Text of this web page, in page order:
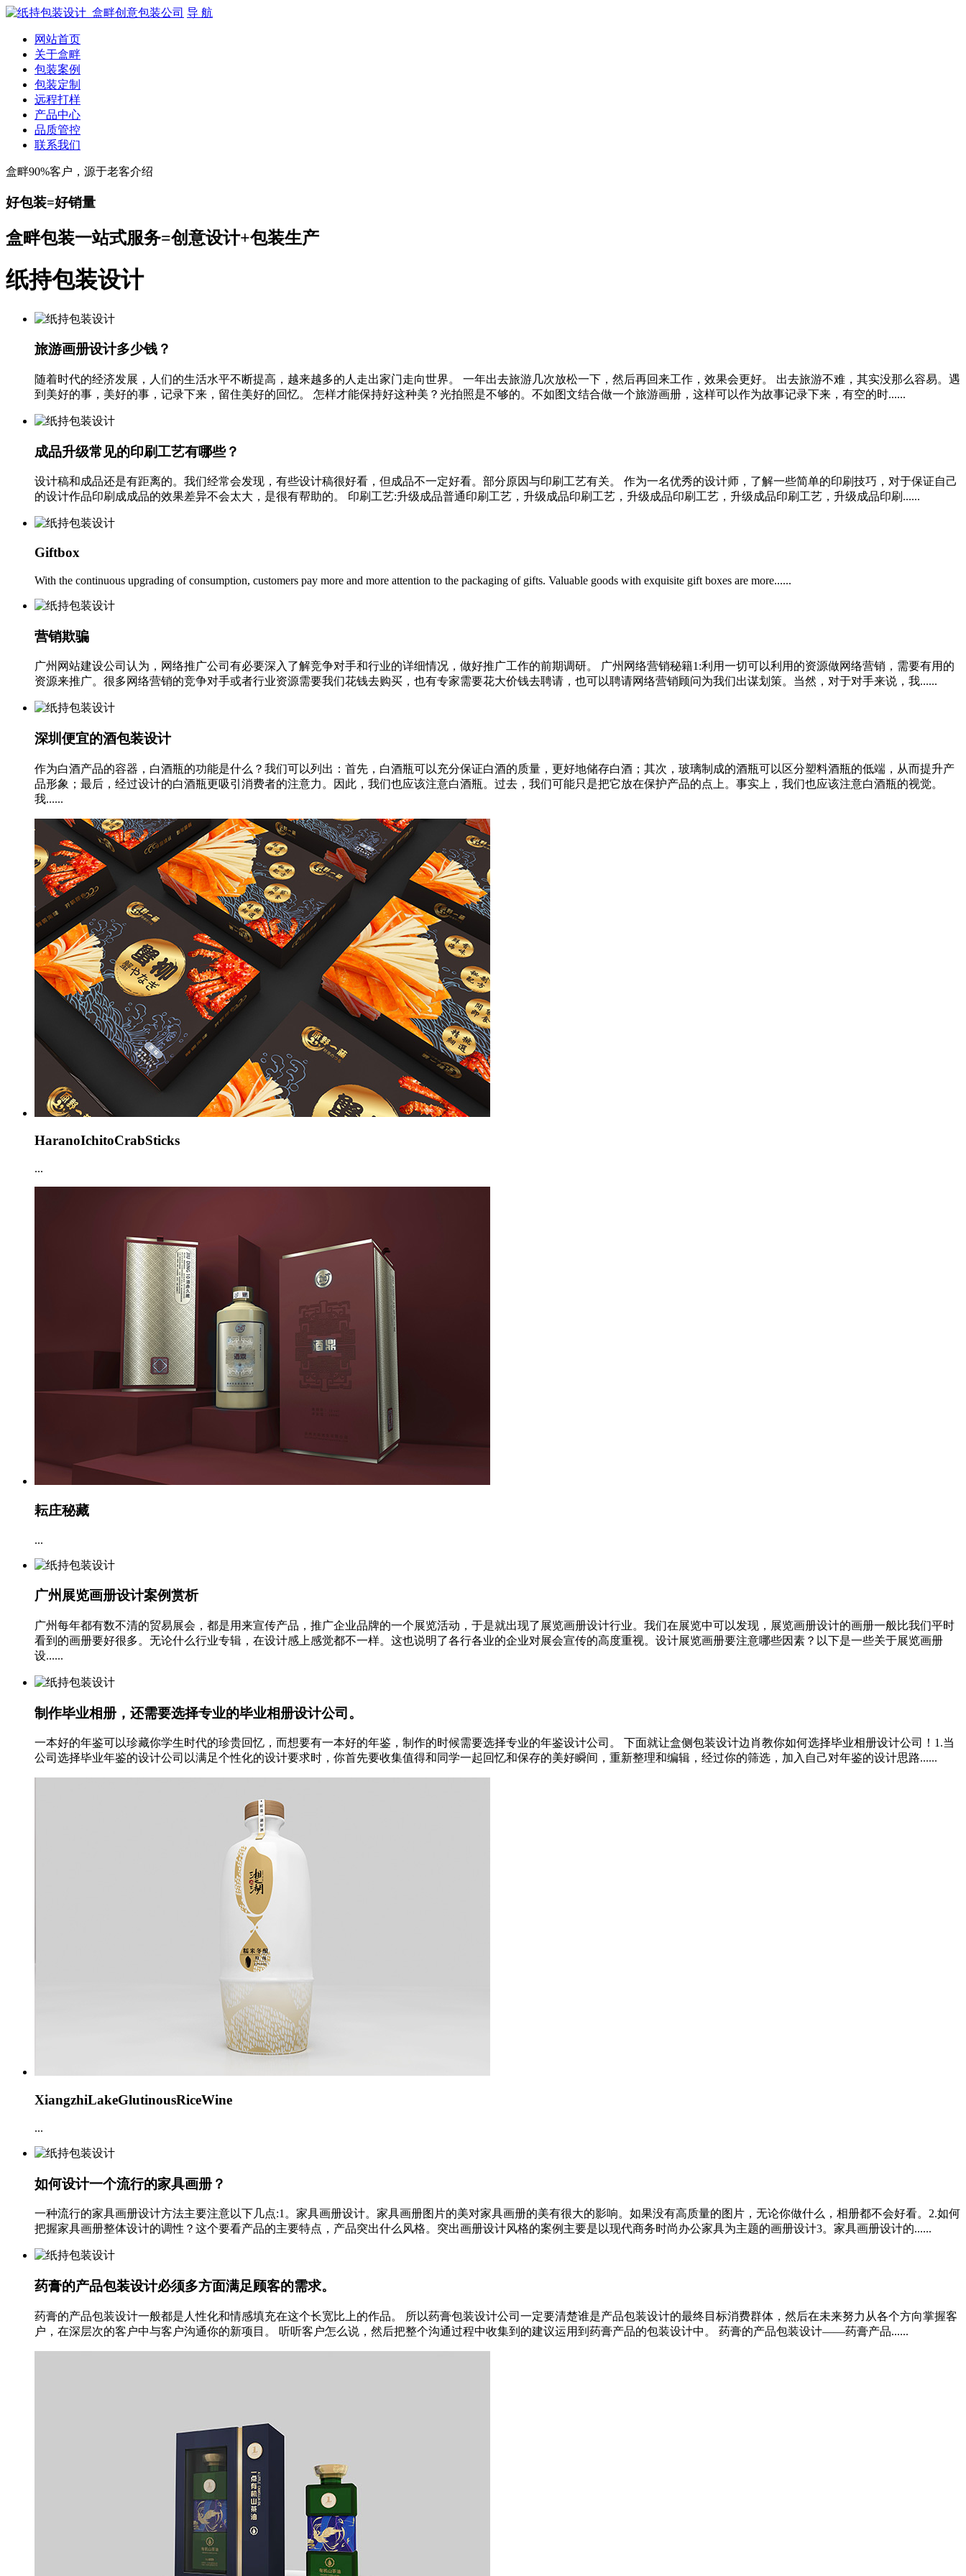
导 航
网站首页
关于盒畔
包装案例
包装定制
远程打样
产品中心
品质管控
联系我们
盒畔90%客户，源于老客介绍
好包装=好销量
盒畔包装一站式服务=创意设计+包装生产
纸持包装设计
旅游画册设计多少钱？
随着时代的经济发展，人们的生活水平不断提高，越来越多的人走出家门走向世界。 一年出去旅游几次放松一下，然后再回来工作，效果会更好。 出去旅游不难，其实没那么容易。遇
到美好的事，美好的事，记录下来，留住美好的回忆。 怎样才能保持好这种美？光拍照是不够的。不如图文结合做一个旅游画册，这样可以作为故事记录下来，有空的时......
成品升级常见的印刷工艺有哪些？
设计稿和成品还是有距离的。我们经常会发现，有些设计稿很好看，但成品不一定好看。部分原因与印刷工艺有关。 作为一名优秀的设计师，了解一些简单的印刷技巧，对于保证自己
的设计作品印刷成成品的效果差异不会太大，是很有帮助的。 印刷工艺:升级成品普通印刷工艺，升级成品印刷工艺，升级成品印刷工艺，升级成品印刷工艺，升级成品印刷......
Giftbox
With the continuous upgrading of consumption, customers pay more and more attention to the packaging of gifts. Valuable goods with exquisite gift boxes are more......
营销欺骗
广州网站建设公司认为，网络推广公司有必要深入了解竞争对手和行业的详细情况，做好推广工作的前期调研。 广州网络营销秘籍1:利用一切可以利用的资源做网络营销，需要有用的
资源来推广。很多网络营销的竞争对手或者行业资源需要我们花钱去购买，也有专家需要花大价钱去聘请，也可以聘请网络营销顾问为我们出谋划策。当然，对于对手来说，我......
深圳便宜的酒包装设计
作为白酒产品的容器，白酒瓶的功能是什么？我们可以列出：首先，白酒瓶可以充分保证白酒的质量，更好地储存白酒；其次，玻璃制成的酒瓶可以区分塑料酒瓶的低端，从而提升产
品形象；最后，经过设计的白酒瓶更吸引消费者的注意力。因此，我们也应该注意白酒瓶。过去，我们可能只是把它放在保护产品的点上。事实上，我们也应该注意白酒瓶的视觉。
我......
HaranoIchitoCrabSticks
...
耘庄秘藏
...
广州展览画册设计案例赏析
广州每年都有数不清的贸易展会，都是用来宣传产品，推广企业品牌的一个展览活动，于是就出现了展览画册设计行业。我们在展览中可以发现，展览画册设计的画册一般比我们平时
看到的画册要好很多。无论什么行业专辑，在设计感上感觉都不一样。这也说明了各行各业的企业对展会宣传的高度重视。设计展览画册要注意哪些因素？以下是一些关于展览画册
设......
制作毕业相册，还需要选择专业的毕业相册设计公司。
一本好的年鉴可以珍藏你学生时代的珍贵回忆，而想要有一本好的年鉴，制作的时候需要选择专业的年鉴设计公司。 下面就让盒侧包装设计边肖教你如何选择毕业相册设计公司！1.当
公司选择毕业年鉴的设计公司以满足个性化的设计要求时，你首先要收集值得和同学一起回忆和保存的美好瞬间，重新整理和编辑，经过你的筛选，加入自己对年鉴的设计思路......
XiangzhiLakeGlutinousRiceWine
...
如何设计一个流行的家具画册？
一种流行的家具画册设计方法主要注意以下几点:1。家具画册设计。家具画册图片的美对家具画册的美有很大的影响。如果没有高质量的图片，无论你做什么，相册都不会好看。2.如何
把握家具画册整体设计的调性？这个要看产品的主要特点，产品突出什么风格。突出画册设计风格的案例主要是以现代商务时尚办公家具为主题的画册设计3。家具画册设计的......
药膏的产品包装设计必须多方面满足顾客的需求。
药膏的产品包装设计一般都是人性化和情感填充在这个长宽比上的作品。 所以药膏包装设计公司一定要清楚谁是产品包装设计的最终目标消费群体，然后在未来努力从各个方向掌握客
户，在深层次的客户中与客户沟通你的新项目。 听听客户怎么说，然后把整个沟通过程中收集到的建议运用到药膏产品的包装设计中。 药膏的产品包装设计——药膏产品......